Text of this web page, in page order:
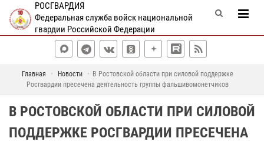
РОСГВАРДИЯ
Федеральная служба войск национальной
гвардии Российской Федерации
Главная Новости
В Ростовской области при силовой поддержке
Росгвардии пресечена деятельность группы фальшивомонетчиков
В РОСТОВСКОЙ ОБЛАСТИ ПРИ СИЛОВОЙ
ПОДДЕРЖКЕ РОСГВАРДИИ ПРЕСЕЧЕНА